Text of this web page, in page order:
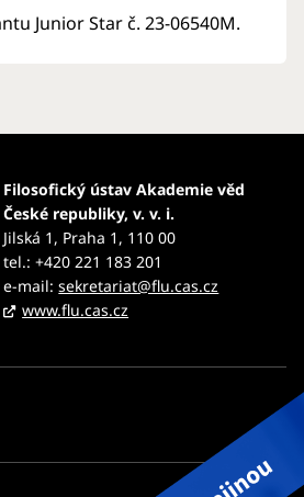
Junior Star č. 23-06540M.
Filosofický ústav Akademie věd
České republiky, v. v. i.
Jilská 1, Praha 1, 110 00
tel.: +420 221 183 201
e-mail:sekretariat@flu.cas.cz
www.flu.cas.cz